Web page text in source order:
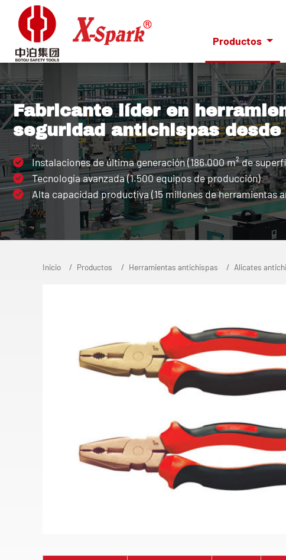
Productos
Fabricante líder en
seguridad antichispas desde
Instalaciones de última generación (186.000 m² de
Tecnología avanzada (1.500 equipos de producción)
Alta capacidad productiva (15 millones de herramientas
Inicio Productos Herramientas antichispas Alicates